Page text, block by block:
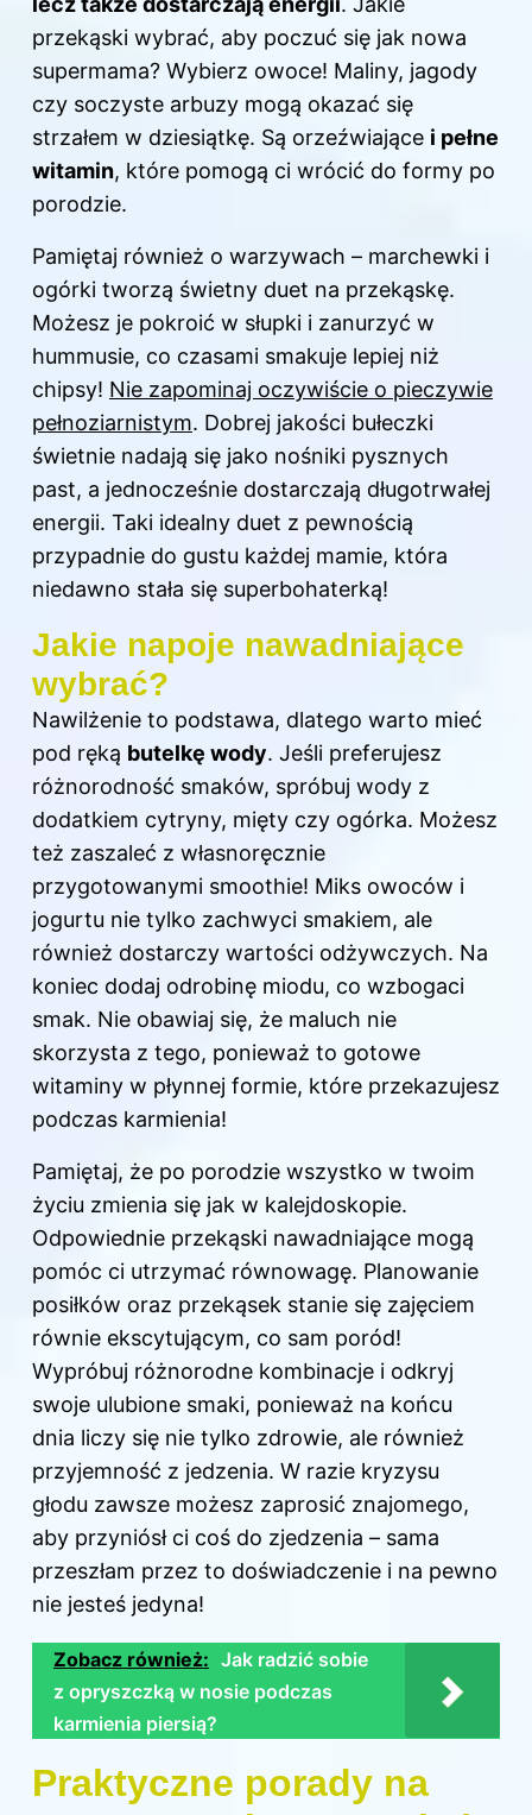
przekąski wybrać, aby poczuć się jak nowa
supermama? Wybierz owoce! Maliny, jagody
czy soczyste arbuzy mogą okazać się
strzałem w dziesiątkę. Są orzeźwiające i pełne
witamin, które pomogą ci wrócić do formy po
porodzie.
Pamiętaj również o warzywach – marchewki i
ogórki tworzą świetny duet na przekąskę.
Możesz je pokroić w słupki i zanurzyć w
hummusie, co czasami smakuje lepiej niż
chipsy! Nie zapominaj oczywiście o pieczywie
pełnoziarnistym. Dobrej jakości bułeczki
świetnie nadają się jako nośniki pysznych
past, a jednocześnie dostarczają długotrwałej
energii. Taki idealny duet z pewnością
przypadnie do gustu każdej mamie, która
niedawno stała się superbohaterką!
Jakie napoje nawadniające
wybrać?
Nawilżenie to podstawa, dlatego warto mieć
pod ręką butelkę wody. Jeśli preferujesz
różnorodność smaków, spróbuj wody z
dodatkiem cytryny, mięty czy ogórka. Możesz
też zaszaleć z własnoręcznie
przygotowanymi smoothie! Miks owoców i
jogurtu nie tylko zachwyci smakiem, ale
również dostarczy wartości odżywczych. Na
koniec dodaj odrobinę miodu, co wzbogaci
smak. Nie obawiaj się, że maluch nie
skorzysta z tego, ponieważ to gotowe
witaminy w płynnej formie, które przekazujesz
podczas karmienia!
Pamiętaj, że po porodzie wszystko w twoim
życiu zmienia się jak w kalejdoskopie.
Odpowiednie przekąski nawadniające mogą
pomóc ci utrzymać równowagę. Planowanie
posiłków oraz przekąsek stanie się zajęciem
równie ekscytującym, co sam poród!
Wypróbuj różnorodne kombinacje i odkryj
swoje ulubione smaki, ponieważ na końcu
dnia liczy się nie tylko zdrowie, ale również
przyjemność z jedzenia. W razie kryzysu
głodu zawsze możesz zaprosić znajomego,
aby przyniósł ci coś do zjedzenia – sama
przeszłam przez to doświadczenie i na pewno
nie jesteś jedyna!
Zobacz również: Jak radzić sobie
z opryszczką w nosie podczas
karmienia piersią?
Praktyczne porady na